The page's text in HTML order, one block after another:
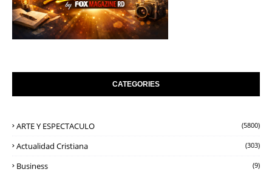
CATEGORIES
ARTE Y ESPECTACULO (5800)
Actualidad Cristiana (303)
Business (9)